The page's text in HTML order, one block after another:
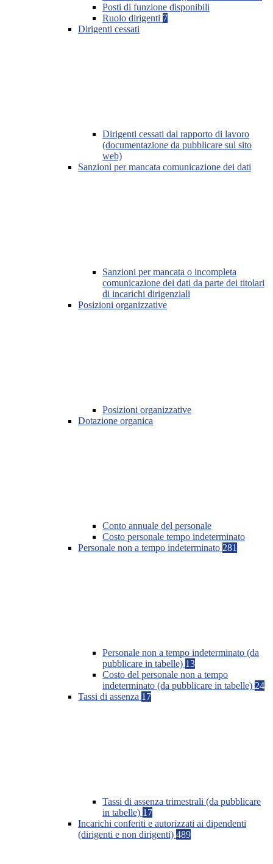
Posti di funzione disponibili
Ruolo dirigenti 7
Dirigenti cessati
Dirigenti cessati dal rapporto di lavoro
(documentazione da pubblicare sul sito
web)
Sanzioni per mancata comunicazione dei dati
Sanzioni per mancata o incompleta
comunicazione dei dati da parte dei titolari
di incarichi dirigenziali
Posizioni organizzative
Posizioni organizzative
Dotazione organica
Conto annuale del personale
Costo personale tempo indeterminato
Personale non a tempo indeterminato 281
Personale non a tempo indeterminato (da
pubblicare in tabelle) 13
Costo del personale non a tempo
indeterminato (da pubblicare in tabelle) 24
Tassi di assenza 17
Tassi di assenza trimestrali (da pubblicare
in tabelle) 17
Incarichi conferiti e autorizzati ai dipendenti
(dirigenti e non dirigenti) 489